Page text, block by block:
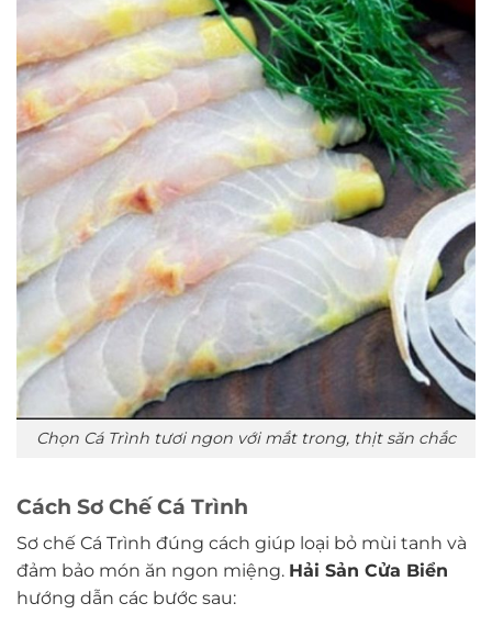
Chọn Cá Trình tươi ngon với mắt trong, thịt săn chắc
Cách Sơ Chế Cá Trình
Sơ chế Cá Trình đúng cách giúp loại bỏ mùi tanh và
đảm bảo món ăn ngon miệng. Hải Sản Cửa Biển
hướng dẫn các bước sau: